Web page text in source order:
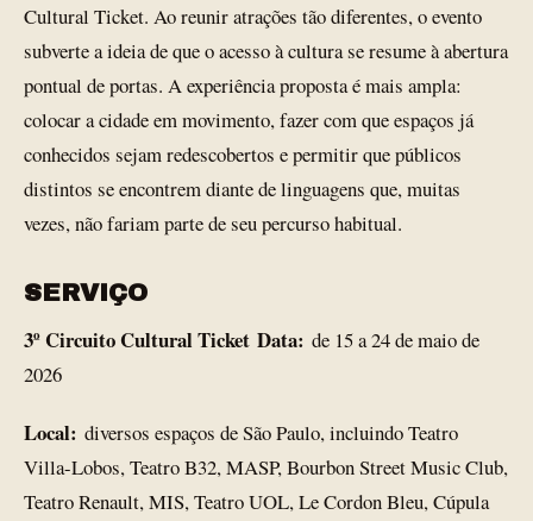
Cultural Ticket. Ao reunir atrações tão diferentes, o evento
subverte a ideia de que o acesso à cultura se resume à abertura
pontual de portas. A experiência proposta é mais ampla:
colocar a cidade em movimento, fazer com que espaços já
conhecidos sejam redescobertos e permitir que públicos
distintos se encontrem diante de linguagens que, muitas
vezes, não fariam parte de seu percurso habitual.
SERVIÇO
3º Circuito Cultural Ticket Data: de 15 a 24 de maio de
2026
Local: diversos espaços de São Paulo, incluindo Teatro
Villa-Lobos, Teatro B32, MASP, Bourbon Street Music Club,
Teatro Renault, MIS, Teatro UOL, Le Cordon Bleu, Cúpula